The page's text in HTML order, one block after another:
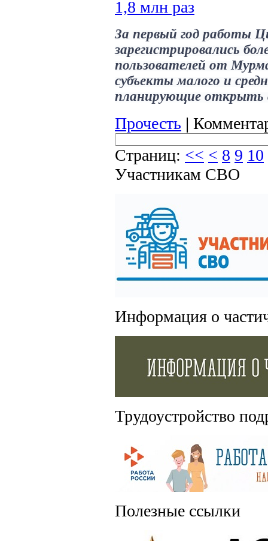
1,8 млн раз
За первый год работы
зарегистрировались
пользователей от
субъекты малого и
планирующие открыть
Прочесть |
Страниц: << < 8 9 10
Участникам СВО
Информация о
Трудоустройство
Полезные ссылки